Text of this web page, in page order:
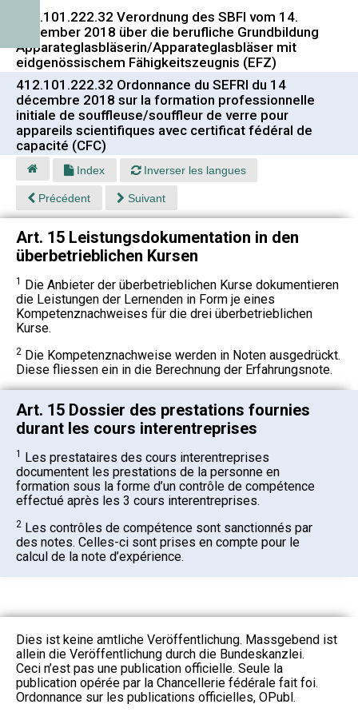
412.101.222.32 Verordnung des SBFI vom 14.
Dezember 2018 über die berufliche Grundbildung
Apparateglasbläserin/Apparateglasbläser mit
eidgenössischem Fähigkeitszeugnis (EFZ)
412.101.222.32 Ordonnance du SEFRI du 14
décembre 2018 sur la formation professionnelle
initiale de souffleuse/souffleur de verre pour
appareils scientifiques avec certificat fédéral de
capacité (CFC)
Index Inverser les langues
Précédent Suivant
Art. 15 Leistungsdokumentation in den
überbetrieblichen Kursen
1 Die Anbieter der überbetrieblichen Kurse dokumentieren
die Leistungen der Lernenden in Form je eines
Kompetenznachweises für die drei überbetrieblichen
Kurse.
2 Die Kompetenznachweise werden in Noten ausgedrückt.
Diese fliessen ein in die Berechnung der Erfahrungsnote.
Art. 15 Dossier des prestations fournies
durant les cours interentreprises
1 Les prestataires des cours interentreprises
documentent les prestations de la personne en
formation sous la forme d’un contrôle de compétence
effectué après les 3 cours interentreprises.
2 Les contrôles de compétence sont sanctionnés par
des notes. Celles-ci sont prises en compte pour le
calcul de la note d’expérience.
Dies ist keine amtliche Veröffentlichung. Massgebend ist
allein die Veröffentlichung durch die Bundeskanzlei.
Ceci n’est pas une publication officielle. Seule la
publication opérée par la Chancellerie fédérale fait foi.
Ordonnance sur les publications officielles, OPubl.